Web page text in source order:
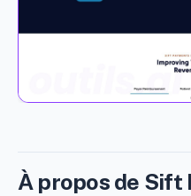
À propos de Sift